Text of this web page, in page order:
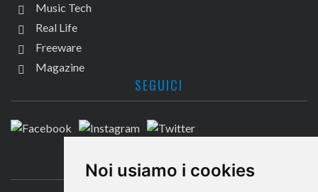
Noi usiamo i cookies
Music Tech
Real Life
Freeware
Magazine
SEGUICI
CONTATTACI